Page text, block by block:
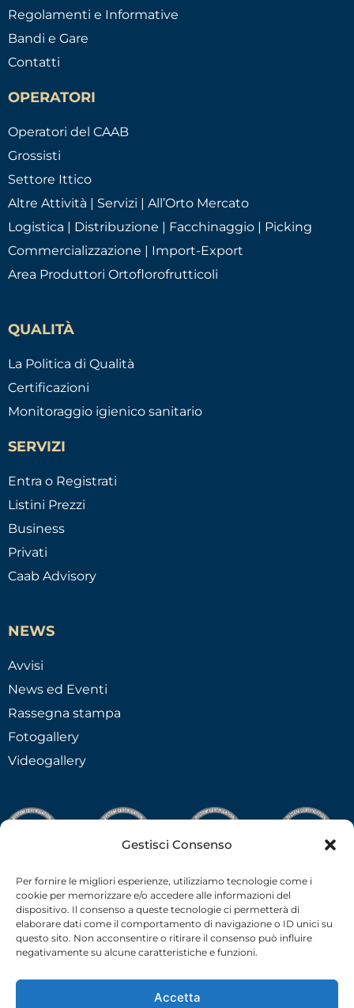
Gestisci Consenso
Per fornire le migliori esperienze, utilizziamo tecnologie come i
cookie per memorizzare e/o accedere alle informazioni del
dispositivo. Il consenso a queste tecnologie ci permetterà di
elaborare dati come il comportamento di navigazione o ID unici su
questo sito. Non acconsentire o ritirare il consenso può influire
negativamente su alcune caratteristiche e funzioni.
Accetta
Regolamenti e Informative
Bandi e Gare
Contatti
OPERATORI
Operatori del CAAB
Grossisti
Settore Ittico
Altre Attività | Servizi | All’Orto Mercato
Logistica | Distribuzione | Facchinaggio | Picking
Commercializzazione | Import-Export
Area Produttori Ortoflorofrutticoli
QUALITÀ
La Politica di Qualità
Certificazioni
Monitoraggio igienico sanitario
SERVIZI
Entra o Registrati
Listini Prezzi
Business
Privati
Caab Advisory
NEWS
Avvisi
News ed Eventi
Rassegna stampa
Fotogallery
Videogallery